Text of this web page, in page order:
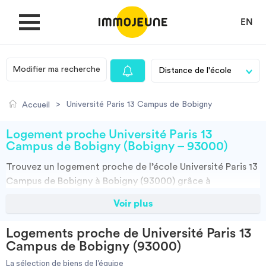
EN
MON COMPTE
Je cherche un logement
Villes
Modifier ma recherche
Accueil > Université Paris 13 Campus de Bobigny
Logement proche Université Paris 13
Campus de Bobigny (Bobigny – 93000)
Trouvez un logement proche de l’école Université Paris 13
Campus de Bobigny à Bobigny (93000) grâce à
Découvrez nos milliers d’offres de locations proches de
étudiantes, locations par particuliers, par agences et
colocations. Vous avez tous les choix.
Voir plus
Logements proche de Université Paris 13
Campus de Bobigny (93000)
La sélection de biens de l’équipe